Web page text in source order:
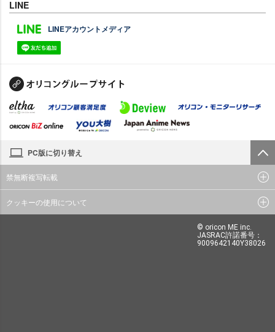
LINE
LINEアカウントメディア
PC版に切り替え
禁無断複写転載
クッキーの使用について
© oricon ME inc.
JASRAC許諾番号：
9009642140Y38026